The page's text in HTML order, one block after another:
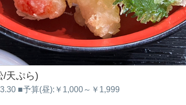
/天ぷら)
■予算(昼):￥1,000～￥1,999